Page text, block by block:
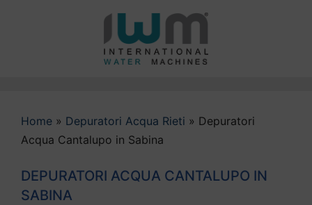
Home » Depuratori Acqua Rieti » Depuratori
Acqua Cantalupo in Sabina
DEPURATORI ACQUA CANTALUPO IN
SABINA